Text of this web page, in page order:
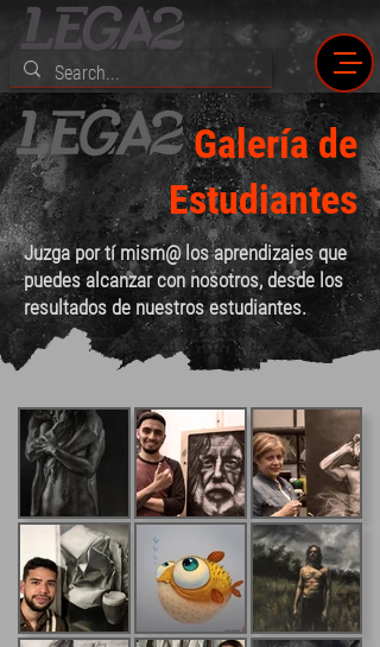
Galería de
Estudiantes
Juzga por tí mism@ los aprendizajes que
puedes alcanzar con nosotros, desde los
resultados de nuestros estudiantes.